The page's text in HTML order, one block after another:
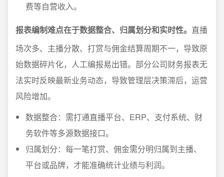
费等自营收入。
报表编制难点在于数据整合、归属划分和实时性。 直播
场次多、主播分散、打赏与佣金结算周期不一，导致原
始数据碎片化，人工编报易出错。部分公司财务报表无
法实时反映最新业务动态，导致管理层决策滞后，运营
风险增加。
数据整合：需打通直播平台、ERP、支付系统、财
务软件等多源数据接口。
归属划分：每一笔打赏、佣金需分明归属到主播、
平台或品牌，才能准确统计业绩与利润。